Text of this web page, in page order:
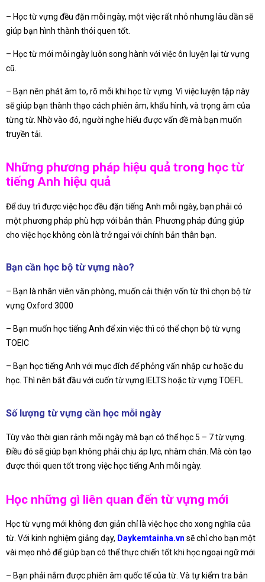
– Học từ vựng đều đặn mỗi ngày, một việc rất nhỏ nhưng lâu dần sẽ
giúp bạn hình thành thói quen tốt.
– Học từ mới mỗi ngày luôn song hành với việc ôn luyện lại từ vựng
cũ.
– Bạn nên phát âm to, rõ mỗi khi học từ vựng. Vì việc luyện tập này
sẽ giúp bạn thành thạo cách phiên âm, khẩu hình, và trọng âm của
từng từ. Nhờ vào đó, người nghe hiểu được vấn đề mà bạn muốn
truyền tải.
Những phương pháp hiệu quả trong học từ
tiếng Anh hiệu quả
Để duy trì được việc học đều đặn tiếng Anh mỗi ngày, bạn phải có
một phương pháp phù hợp với bản thân. Phương pháp đúng giúp
cho việc học không còn là trở ngại với chính bản thân bạn.
Bạn cần học bộ từ vựng nào?
– Bạn là nhân viên văn phòng, muốn cải thiện vốn từ thì chọn bộ từ
vựng Oxford 3000
– Bạn muốn học tiếng Anh để xin việc thì có thể chọn bộ từ vựng
TOEIC
– Bạn học tiếng Anh với mục đích để phỏng vấn nhập cư hoặc du
học. Thì nên bắt đầu với cuốn từ vựng IELTS hoặc từ vựng TOEFL
Số lượng từ vựng cần học mỗi ngày
Tùy vào thời gian rảnh mỗi ngày mà bạn có thể học 5 – 7 từ vựng.
Điều đó sẽ giúp bạn không phải chịu áp lực, nhàm chán. Mà còn tạo
được thói quen tốt trong việc học tiếng Anh mỗi ngày.
Học những gì liên quan đến từ vựng mới
Học từ vựng mới không đơn giản chỉ là việc học cho xong nghĩa của
từ. Với kinh nghiệm giảng dạy, Daykemtainha.vn sẽ chỉ cho bạn một
vài mẹo nhỏ để giúp bạn có thể thực chiến tốt khi học ngoại ngữ mới
– Bạn phải nắm được phiên âm quốc tế của từ. Và tự kiểm tra bản